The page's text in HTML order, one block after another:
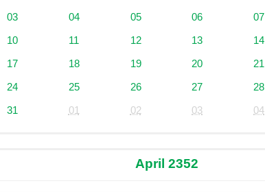
03 04 05 06 07
10 11 12 13 14
17 18 19 20 21
24 25 26 27 28
31 01 02 03 04
April 2352